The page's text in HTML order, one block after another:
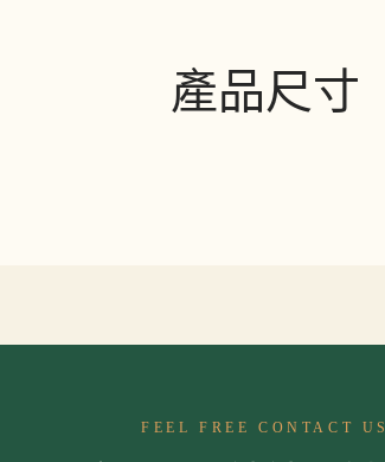
產品尺寸
FEEL FREE CONTACT US